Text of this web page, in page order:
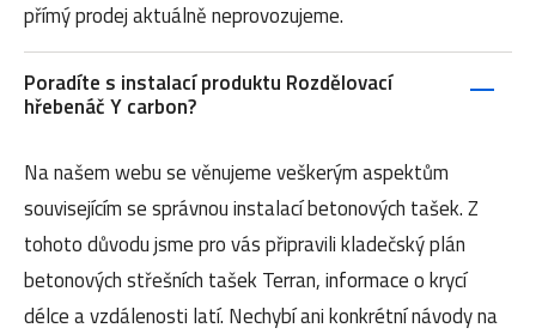
přímý prodej aktuálně neprovozujeme.
Poradíte s instalací produktu Rozdělovací
hřebenáč Y carbon?
Na našem webu se věnujeme veškerým aspektům
souvisejícím se správnou instalací betonových tašek. Z
tohoto důvodu jsme pro vás připravili kladečský plán
betonových střešních tašek Terran, informace o krycí
délce a vzdálenosti latí. Nechybí ani konkrétní návody na